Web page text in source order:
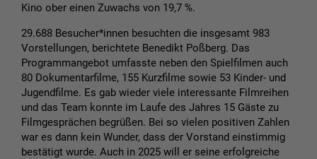
Kino ober einen Zuwachs von 19,7 %.
29.688 Besucher*innen besuchten die insgesamt 983
Vorstellungen, berichtete Benedikt Poßberg. Das
Programmangebot umfasste neben den Spielfilmen auch
80 Dokumentarfilme, 155 Kurzfilme sowie 53 Kinder- und
Jugendfilme. Es gab wieder viele interessante Filmreihen
und das Team konnte im Laufe des Jahres 15 Gäste zu
Filmgesprächen begrüßen. Bei so vielen positiven Zahlen
war es dann kein Wunder, dass der Vorstand einstimmig
bestätigt wurde. Auch in 2025 will er seine erfolgreiche